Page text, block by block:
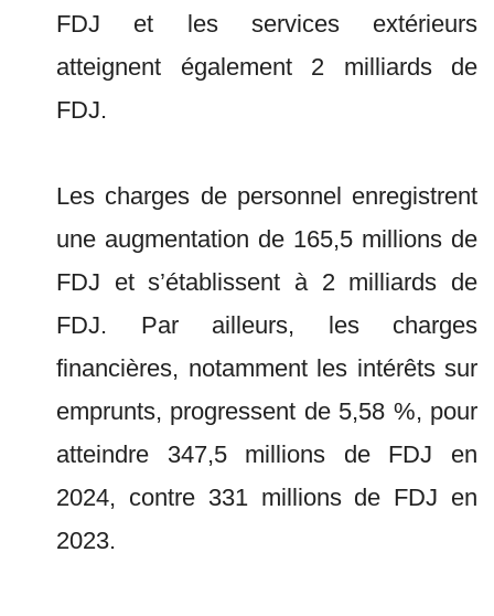
FDJ et les services extérieurs
atteignent également 2 milliards de
FDJ.
Les charges de personnel enregistrent
une augmentation de 165,5 millions de
FDJ et s’établissent à 2 milliards de
FDJ. Par ailleurs, les charges
financières, notamment les intérêts sur
emprunts, progressent de 5,58 %, pour
atteindre 347,5 millions de FDJ en
2024, contre 331 millions de FDJ en
2023.